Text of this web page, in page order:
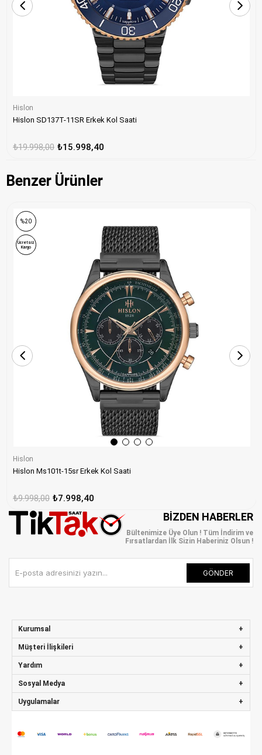
Hislon
Hislon SD137T-11SR Erkek Kol Saati
₺15.998,40
₺19.998,00
Benzer Ürünler
Hislon
Hislon Ms101t-15sr Erkek Kol Saati
₺7.998,40
₺9.998,00
%20
Ücretsiz
Kargo
BIZDEN HABERLER
Bültenimize Üye Olun ! Tüm İndirim ve
Fırsatlardan İlk Sizin Haberiniz Olsun !
GÖNDER
Kurumsal
Müşteri İlişkileri
Yardım
Sosyal Medya
Uygulamalar